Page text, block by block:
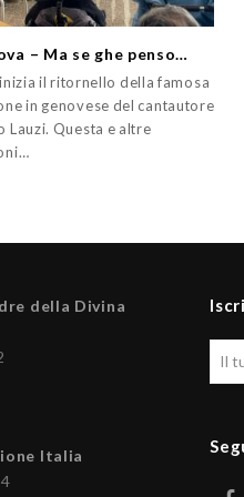
– Ma se ghe penso…
il ritornello della famosa
in genovese del cantautore
Lauzi. Questa e altre
della Divina
Italia